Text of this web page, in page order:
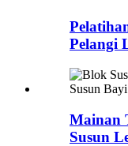
Pelangi
Mainan
Susun